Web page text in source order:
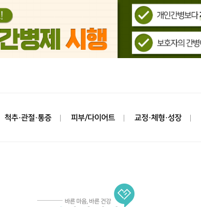
척추·관절·통증 피부/다이어트 교정·체형·성장